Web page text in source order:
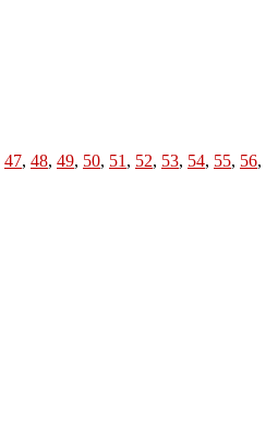
47, 48, 49, 50, 51 , 52, 53, 54, 55, 56,